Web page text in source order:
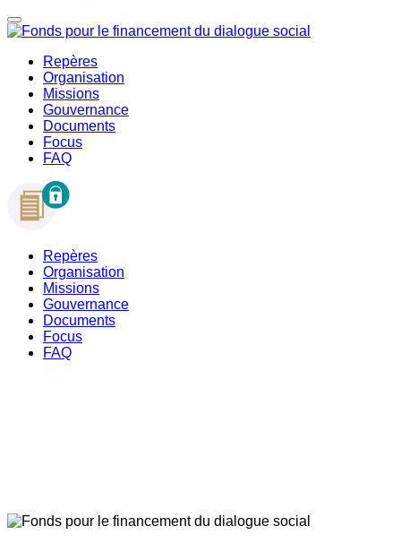
Repères
Organisation
Missions
Gouvernance
Documents
Focus
FAQ
Repères
Organisation
Missions
Gouvernance
Documents
Focus
FAQ